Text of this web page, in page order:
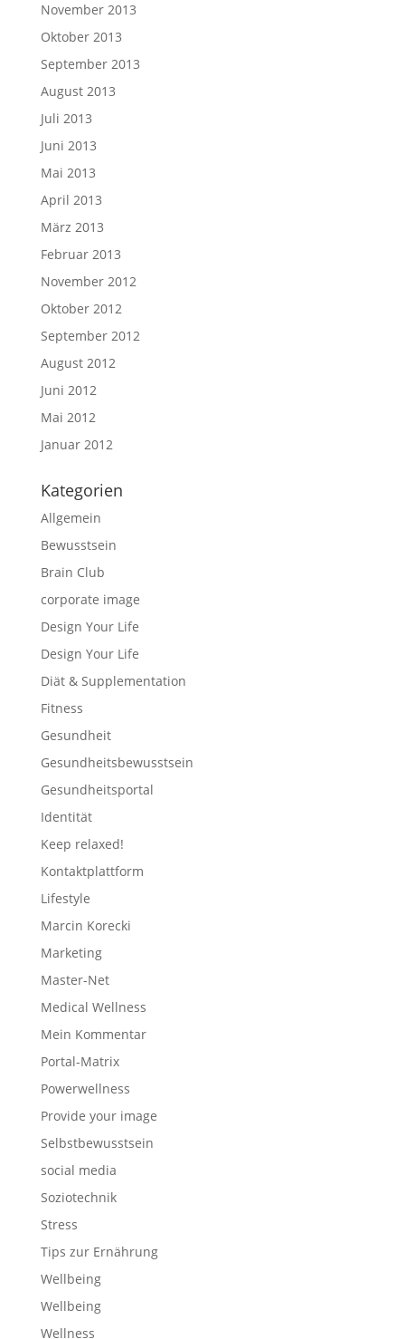
November 2013
Oktober 2013
September 2013
August 2013
Juli 2013
Juni 2013
Mai 2013
April 2013
März 2013
Februar 2013
November 2012
Oktober 2012
September 2012
August 2012
Juni 2012
Mai 2012
Januar 2012
Kategorien
Allgemein
Bewusstsein
Brain Club
corporate image
Design Your Life
Design Your Life
Diät & Supplementation
Fitness
Gesundheit
Gesundheitsbewusstsein
Gesundheitsportal
Identität
Keep relaxed!
Kontaktplattform
Lifestyle
Marcin Korecki
Marketing
Master-Net
Medical Wellness
Mein Kommentar
Portal-Matrix
Powerwellness
Provide your image
Selbstbewusstsein
social media
Soziotechnik
Stress
Tips zur Ernährung
Wellbeing
Wellbeing
Wellness